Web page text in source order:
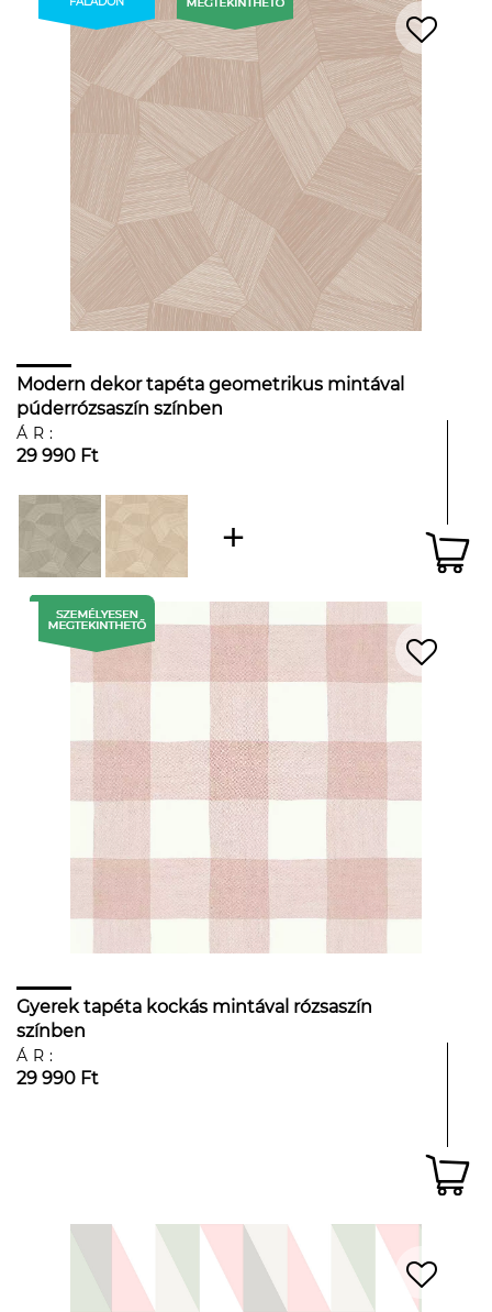
Modern dekor tapéta geometrikus mintával
púderrózsaszín színben
ÁR:
29 990 Ft
Gyerek tapéta kockás mintával rózsaszín
színben
ÁR:
29 990 Ft